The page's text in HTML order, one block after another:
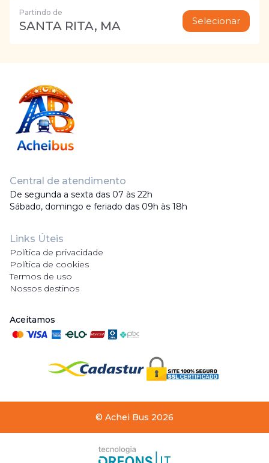
Partindo de
SANTA RITA, MA Selecionar
Central de atendimento
De segunda a sexta das 07 às 22h
Sábado, domingo e feriado das 09h às 18h
Links Úteis
Política de privacidade
Política de cookies
Termos de uso
Nossos destinos
Aceitamos
© Achei Bus 2026